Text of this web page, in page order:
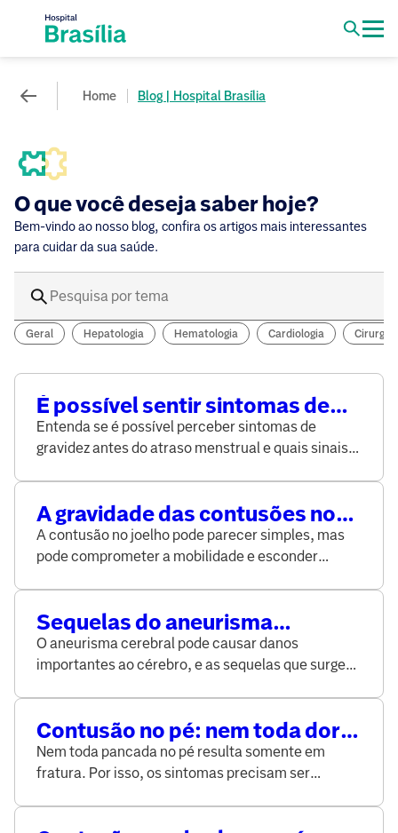
Home Blog | Hospital Brasília
O que você deseja saber hoje?
Bem-vindo ao nosso blog, confira os artigos mais interessantes
para cuidar da sua saúde.
Geral Hepatologia Hematologia Cardiologia Cirurgia
É possível sentir sintomas de
gravidez antes do atraso
menstrual?
Entenda se é possível perceber sintomas de
gravidez antes do atraso menstrual e quais sinais
A gravidade das contusões no
joelho: por que a atenção é
essencial?
A contusão no joelho pode parecer simples, mas
pode comprometer a mobilidade e esconder
Sequelas do aneurisma
cerebral: como os tratamentos
ajudam a lidar com os impactos
O aneurisma cerebral pode causar danos
importantes ao cérebro, e as sequelas que surgem
Contusão no pé: nem toda dor
corresponde a fratura, podendo
indicar outras lesões
Nem toda pancada no pé resulta somente em
fratura. Por isso, os sintomas precisam ser